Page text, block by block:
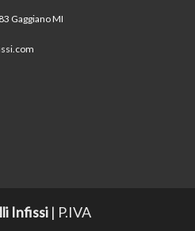
Gaggiano MI
Infissi | P.IVA